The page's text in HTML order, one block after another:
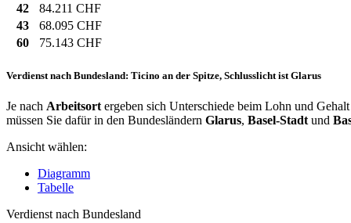
42
84.211 CHF
43
68.095 CHF
60
75.143 CHF
Verdienst nach Bundesland: Ticino an der Spitze, Schlusslicht ist Glarus
Je nach Arbeitsort ergeben sich Unterschiede beim Lohn und
müssen Sie dafür in den Bundesländern Glarus, Basel-Stadt und
Ansicht wählen:
Diagramm
Tabelle
Verdienst nach Bundesland